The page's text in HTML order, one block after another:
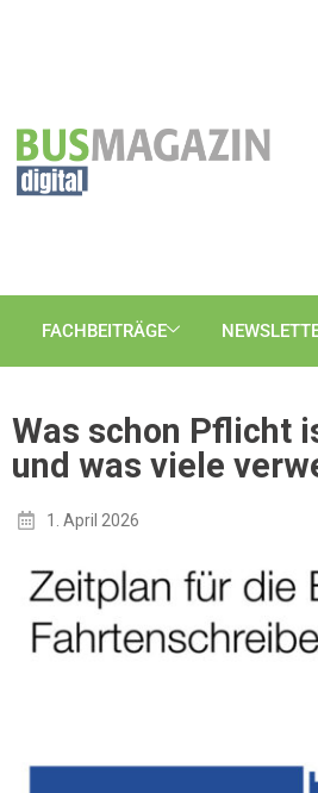
FACHBEITRÄGE
Was schon Pflicht
und was viele
1. April 2026